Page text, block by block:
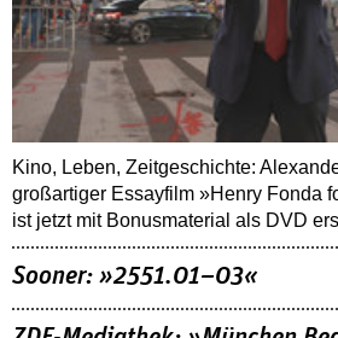
Kino, Leben, Zeitgeschichte:
großartiger Essayfilm »Henry Fonda
ist jetzt mit Bonusmaterial als DVD
Sooner: »2551.01–03«